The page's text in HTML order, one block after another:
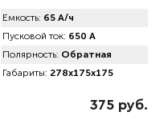
Емкость: 65 А/ч
Пусковой ток: 650 А
Полярность: Обратная
Габариты: 278x175x175
375 руб.